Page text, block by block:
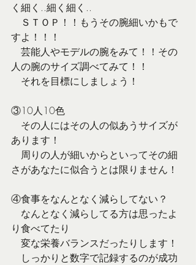
く細く..細く細く..
ＳＴＯＰ！！もうその腕細いかもで
すよ！！！
芸能人やモデルの腕をみて！！その
人の腕のサイズ調べてみて！！
それを目標にしましょう！
③10人10色
その人にはその人の似あうサイズが
あります！
周りの人が細いからといってその細
さがあなたに似合うとは限りません！
④食事をなんとなく減らしてない？
なんとなく減らしてる方は思ったよ
り食べてたり
変な栄養バランスだったりします！
しっかりと数字で記録するのが成功